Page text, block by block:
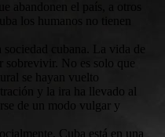
los humanos no tienen
sociedad cubana. La vida de
sobrevivir. No es solo que
se hayan vuelto
y la ira ha llevado al
de un modo vulgar y
Cuba está en una